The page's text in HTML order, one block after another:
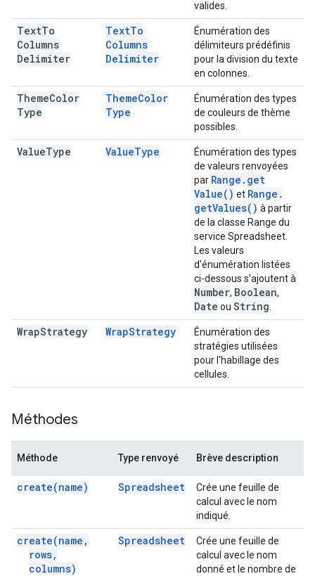
valides.
TextTo
Columns
Delimiter
TextTo
Columns
Delimiter
Énumération des
délimiteurs prédéfinis
pour la division du texte
en colonnes.
ThemeColor
Type
ThemeColor
Type
Énumération des types
de couleurs de thème
possibles.
ValueType ValueType
Énumération des types
de valeurs renvoyées
par Range . get
Value( ) et Range .
getValues( ) à partir
de la classe Range du
service Spreadsheet.
Les valeurs
d'énumération listées
ci-dessous s'ajoutent à
Number, Boolean,
Date ou String
WrapStrategy WrapStrategy
Énumération des
stratégies utilisées
pour l'habillage des
cellules.
Méthodes
Méthode Type renvoyé Brève description
create(name) Spreadsheet
Crée une feuille de
calcul avec le nom
indiqué.
create(name ,
rows,
columns)
Spreadsheet
Crée une feuille de
calcul avec le nom
donné et le nombre de